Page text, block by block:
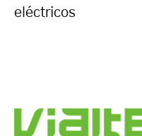
eléctricos